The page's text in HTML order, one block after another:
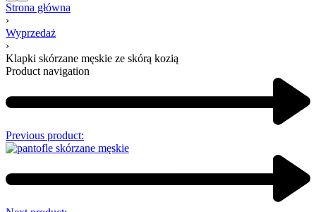
Strona główna
›
Wyprzedaż
›
Klapki skórzane męskie ze skórą kozią
Product navigation
Previous product: